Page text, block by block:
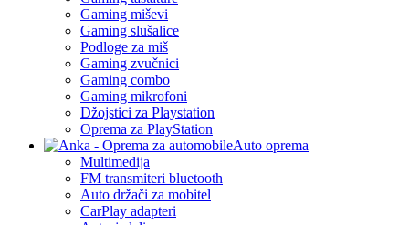
Gaming miševi
Gaming slušalice
Podloge za miš
Gaming zvučnici
Gaming combo
Gaming mikrofoni
Džojstici za Playstation
Oprema za PlayStation
Auto oprema
Multimedija
FM transmiteri bluetooth
Auto držači za mobitel
CarPlay adapteri